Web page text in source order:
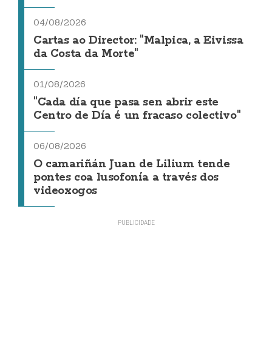
04/08/2026
Cartas ao Director: "Malpica, a Eivissa
da Costa da Morte"
01/08/2026
"Cada día que pasa sen abrir este
Centro de Día é un fracaso colectivo"
06/08/2026
O camariñán Juan de Lilium tende
pontes coa lusofonía a través dos
videoxogos